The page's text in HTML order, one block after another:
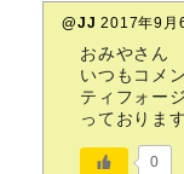
@JJ 2017年9月
おみやさん
いつもコメ
ティフォー
っておりま
0